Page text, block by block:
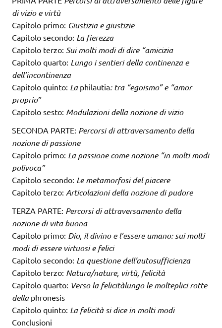
di vizio e virtù
Capitolo primo: Giustizia e giustizie
Capitolo secondo: La fierezza
Capitolo terzo: Sui molti modi di dire “amicizia
Capitolo quarto: Lungo i sentieri della continenza e
dell’incontinenza
Capitolo quinto: La philautia: tra “egoismo” e “amor
proprio”
Capitolo sesto: Modulazioni della nozione di vizio
SECONDA PARTE: Percorsi di attraversamento della
nozione di passione
Capitolo primo: La passione come nozione “in molti modi
polivoca”
Capitolo secondo: Le metamorfosi del piacere
Capitolo terzo: Articolazioni della nozione di pudore
TERZA PARTE: Percorsi di attraversamento della
nozione di vita buona
Capitolo primo: Dio, il divino e l’essere umano: sui molti
modi di essere virtuosi e felici
Capitolo secondo: La questione dell’autosufficienza
Capitolo terzo: Natura/nature, virtù, felicità
Capitolo quarto: Verso la felicitàlungo le molteplici rotte
della phronesis
Capitolo quinto: La felicità si dice in molti modi
Conclusioni